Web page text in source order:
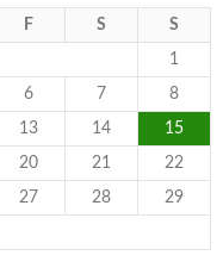
F S S
1
6 7 8
13 14 15
20 21 22
27 28 29